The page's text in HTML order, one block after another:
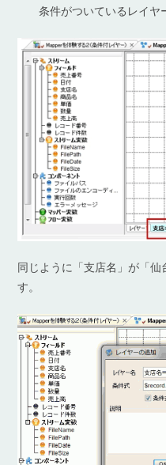
条件がついているレイヤ
同じように「支店名」が「
す。